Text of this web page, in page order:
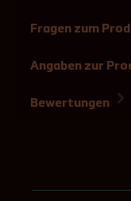
Fragen zum
Angaben zur
Bewertungen